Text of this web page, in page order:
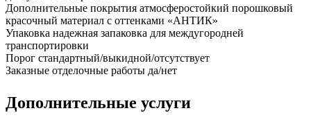
Дополнительные покрытия атмосферостойкий порошковый
красочный материал с оттенками «АНТИК»
Упаковка надежная запаковка для междугородней
транспортировки
Порог стандартный/выкидной/отсутствует
Заказные отделочные работы да/нет
Дополнительные услуги